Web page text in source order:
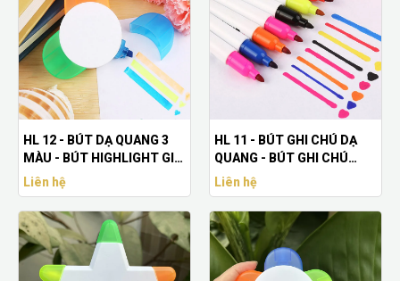
HL 12 - BÚT DẠ QUANG 3
MÀU - BÚT HIGHLIGHT GIÁ
RẺ IN LOGO THEO YÊU CẦU
Liên hệ
HL 11 - BÚT GHI CHÚ DẠ
QUANG - BÚT GHI CHÚ
MINI
Liên hệ